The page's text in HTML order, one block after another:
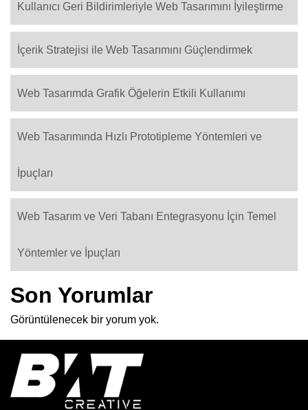
Kullanıcı Geri Bildirimleriyle Web Tasarımını İyileştirme
İçerik Stratejisi ile Web Tasarımını Güçlendirmek
Web Tasarımda Grafik Öğelerin Etkili Kullanımı
Web Tasarımında Hızlı Prototipleme Yöntemleri ve
İpuçları
Web Tasarım ve Veri Tabanı Entegrasyonu İçin Temel
Yöntemler ve İpuçları
Son Yorumlar
Görüntülenecek bir yorum yok.